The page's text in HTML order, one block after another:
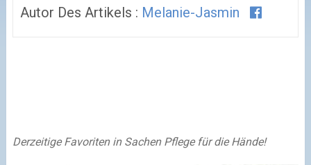
Autor Des Artikels : Melanie-Jasmin
Derzeitige Favoriten in Sachen Pflege für die Hände!